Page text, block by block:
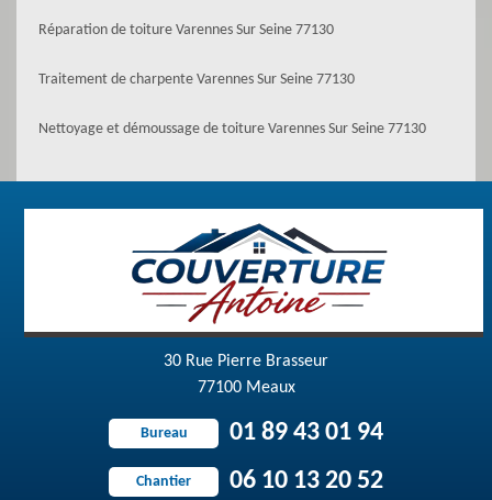
Réparation de toiture Varennes Sur Seine 77130
Traitement de charpente Varennes Sur Seine 77130
Nettoyage et démoussage de toiture Varennes Sur Seine 77130
30 Rue Pierre Brasseur
77100 Meaux
Bureau 01 89 43 01 94
Chantier 06 10 13 20 52